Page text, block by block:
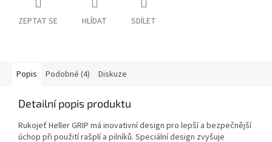
ZEPTAT SE HLÍDAT SDÍLET
Popis Podobné (4) Diskuze
Detailní popis produktu
Rukojeť Heller GRIP má inovativní design pro lepší a bezpečnější
úchop při použití rašplí a pilníků. Speciální design zvyšuje